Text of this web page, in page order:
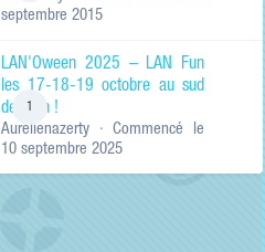
septembre 2015
1
LAN'Oween 2025 – LAN Fun
les 17-18-19 octobre au sud
de Lyon !
Aurelienazerty · Commencé le
10 septembre 2025